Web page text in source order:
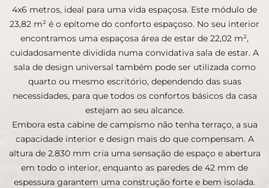
4x6 metros, ideal para uma vida espaçosa. Este módulo de
23,82 m² é o epítome do conforto espaçoso. No seu interior
encontramos uma espaçosa área de estar de 22,02 m²,
cuidadosamente dividida numa convidativa sala de estar. A
sala de design universal também pode ser utilizada como
quarto ou mesmo escritório, dependendo das suas
necessidades, para que todos os confortos básicos da casa
estejam ao seu alcance.
Embora esta cabine de campismo não tenha terraço, a sua
capacidade interior e design mais do que compensam. A
altura de 2.830 mm cria uma sensação de espaço e abertura
em todo o interior, enquanto as paredes de 42 mm de
espessura garantem uma construção forte e bem isolada.